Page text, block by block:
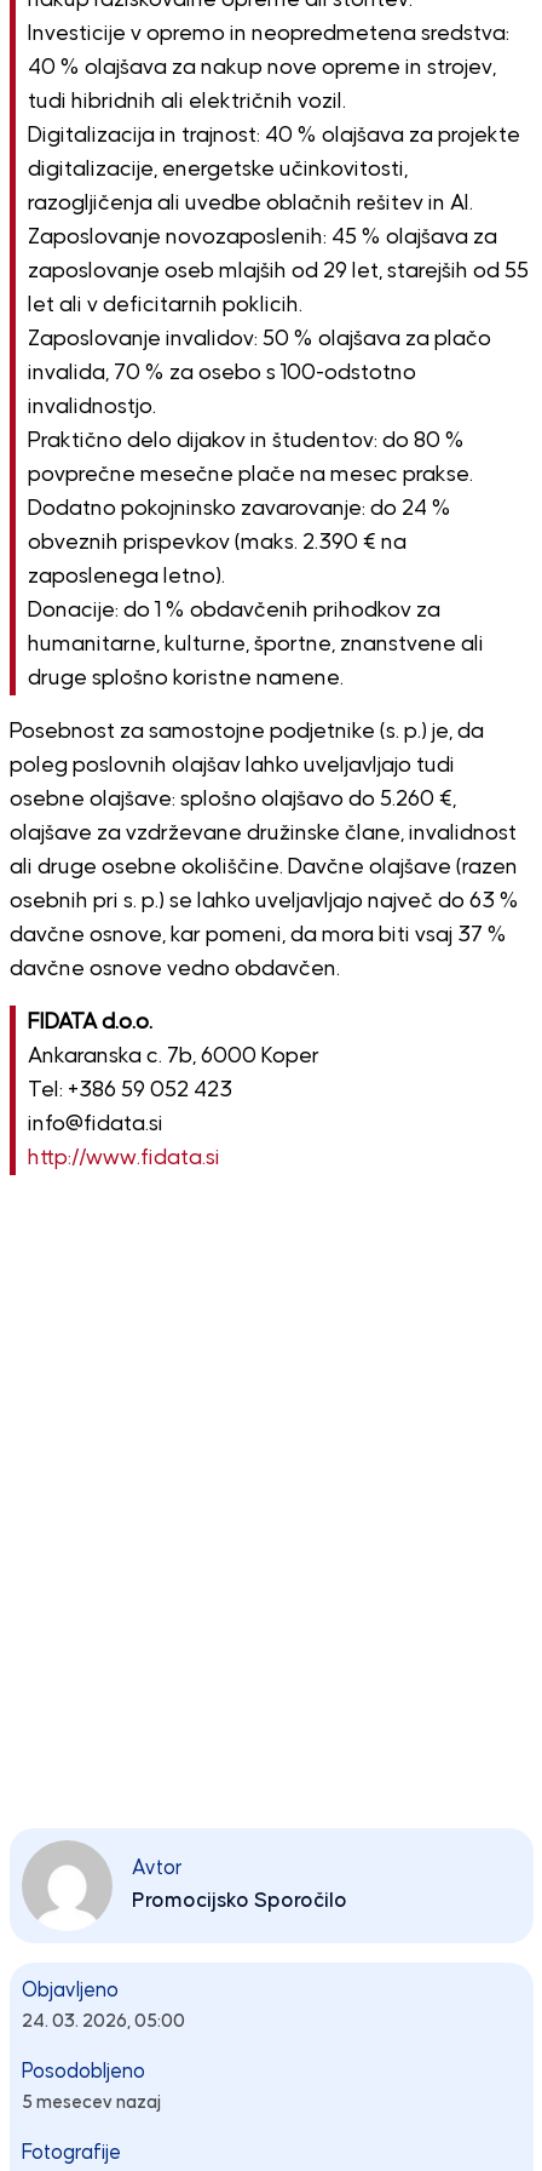
Investicije v opremo in neopredmetena sredstva:
40 % olajšava za nakup nove opreme in strojev,
tudi hibridnih ali električnih vozil.
Digitalizacija in trajnost: 40 % olajšava za projekte
digitalizacije, energetske učinkovitosti,
razogljičenja ali uvedbe oblačnih rešitev in AI.
Zaposlovanje novozaposlenih: 45 % olajšava za
zaposlovanje oseb mlajših od 29 let, starejših od 55
let ali v deficitarnih poklicih.
Zaposlovanje invalidov: 50 % olajšava za plačo
invalida, 70 % za osebo s 100-odstotno
invalidnostjo.
Praktično delo dijakov in študentov: do 80 %
povprečne mesečne plače na mesec prakse.
Dodatno pokojninsko zavarovanje: do 24 %
obveznih prispevkov (maks. 2.390 € na
zaposlenega letno).
Donacije: do 1 % obdavčenih prihodkov za
humanitarne, kulturne, športne, znanstvene ali
druge splošno koristne namene.
Posebnost za samostojne podjetnike (s. p.) je, da
poleg poslovnih olajšav lahko uveljavljajo tudi
osebne olajšave: splošno olajšavo do 5.260 €,
olajšave za vzdrževane družinske člane, invalidnost
ali druge osebne okoliščine. Davčne olajšave (razen
osebnih pri s. p.) se lahko uveljavljajo največ do 63 %
davčne osnove, kar pomeni, da mora biti vsaj 37 %
davčne osnove vedno obdavčen.
FIDATA d.o.o.
Ankaranska c. 7b, 6000 Koper
Tel: +386 59 052 423
info@fidata.si
http://www.fidata.si
Avtor
Promocijsko Sporočilo
Objavljeno
24. 03. 2026, 05:00
Posodobljeno
5 mesecev nazaj
Fotografije